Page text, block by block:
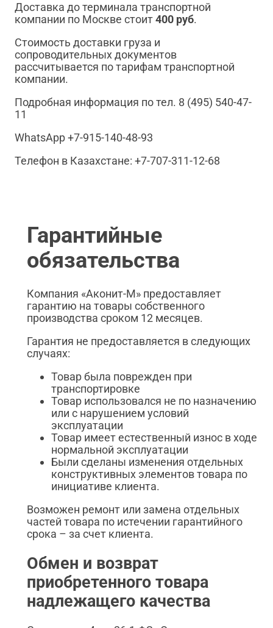
Доставка до терминала транспортной
компании по Москве стоит400 руб.
Стоимость доставки груза и
сопроводительных документов
рассчитывается по тарифам транспортной
компании.
Подробная информация по тел. 8 (495) 540-47-
11
WhatsApp +7-915-140-48-93
Телефон в Казахстане: +7-707-311-12-68
Гарантийные
обязательства
Компания «Аконит-М» предоставляет
гарантию на товары собственного
производства сроком 12 месяцев.
Гарантия не предоставляется в следующих
случаях:
Товар была поврежден при
транспортировке
Товар использовался не по назначению
или с нарушением условий
эксплуатации
Товар имеет естественный износ в ходе
нормальной эксплуатации
Были сделаны изменения отдельных
конструктивных элементов товара по
инициативе клиента.
Возможен ремонт или замена отдельных
частей товара по истечении гарантийного
срока – за счет клиента.
Обмен и возврат
приобретенного товара
надлежащего качества